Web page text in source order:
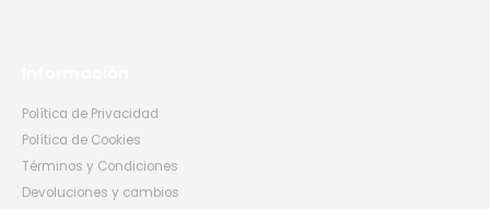
Política de Privacidad
Política de Cookies
Términos y Condiciones
Devoluciones y cambios